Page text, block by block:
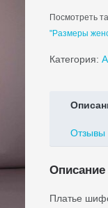
Посмотреть
"Размеры
Категория:
Отзывы
Описание
Платье